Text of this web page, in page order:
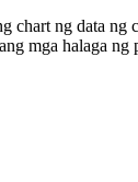
chart ng data
mga halaga